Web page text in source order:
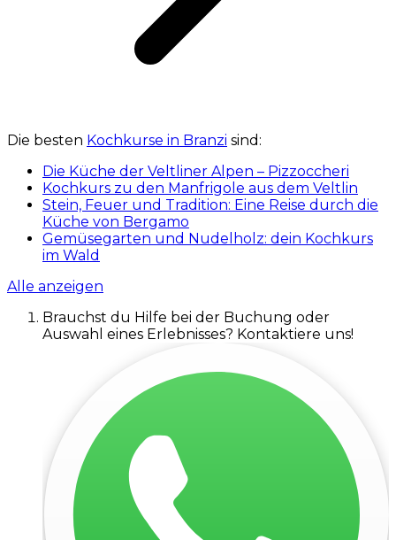
Die besten Kochkurse in Branzi sind:
Die Küche der Veltliner Alpen – Pizzoccheri
Kochkurs zu den Manfrigole aus dem Veltlin
Stein, Feuer und Tradition: Eine Reise durch die
Küche von Bergamo
Gemüsegarten und Nudelholz: dein Kochkurs
im Wald
Alle anzeigen
Brauchst du Hilfe bei der Buchung oder
Auswahl eines Erlebnisses? Kontaktiere uns!